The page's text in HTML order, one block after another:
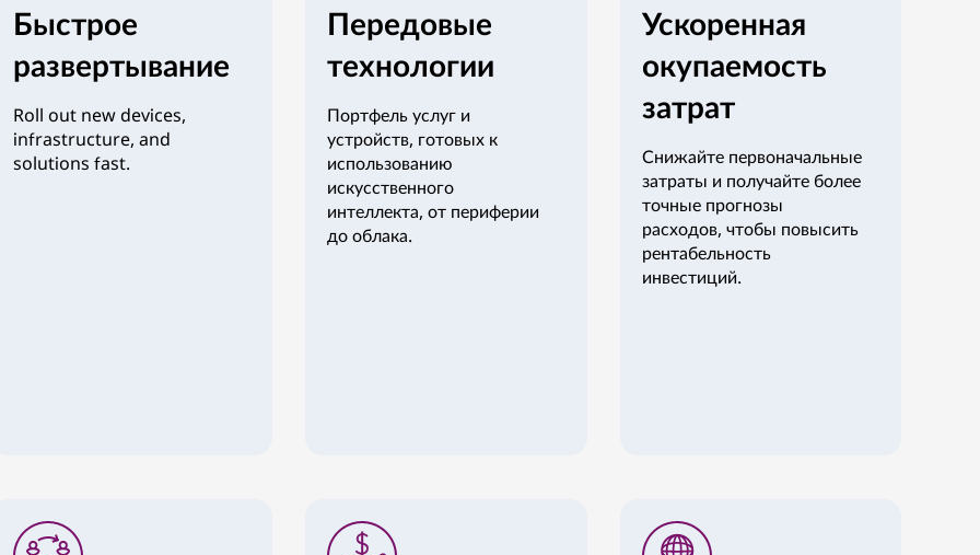
Быстрое
развертывание
Roll out new devices,
infrastructure, and
solutions fast.
Передовые
технологии
Портфель услуг и
устройств, готовых к
использованию
искусственного
интеллекта, от периферии
до облака.
Ускоренная
окупаемость
затрат
Снижайте первоначальные
затраты и получайте более
точные прогнозы
расходов, чтобы повысить
рентабельность
инвестиций.